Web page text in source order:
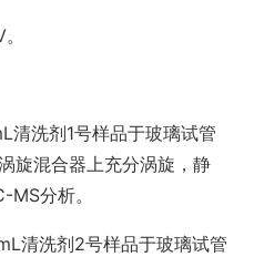
洗剂1号样品于玻璃试管
旋混合器上充分涡旋，静
分析。
洗剂2号样品于玻璃试管